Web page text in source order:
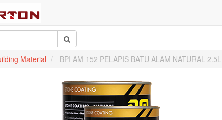
Material BPI AM 152 PELAPIS BATU ALAM NATURAL 2.5L